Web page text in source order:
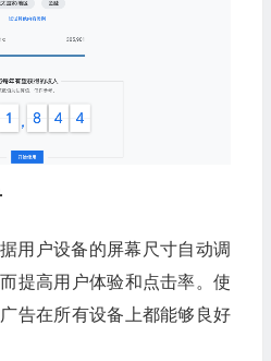
用户设备的屏幕尺寸自动调
提高用户体验和点击率。使
告在所有设备上都能够良好